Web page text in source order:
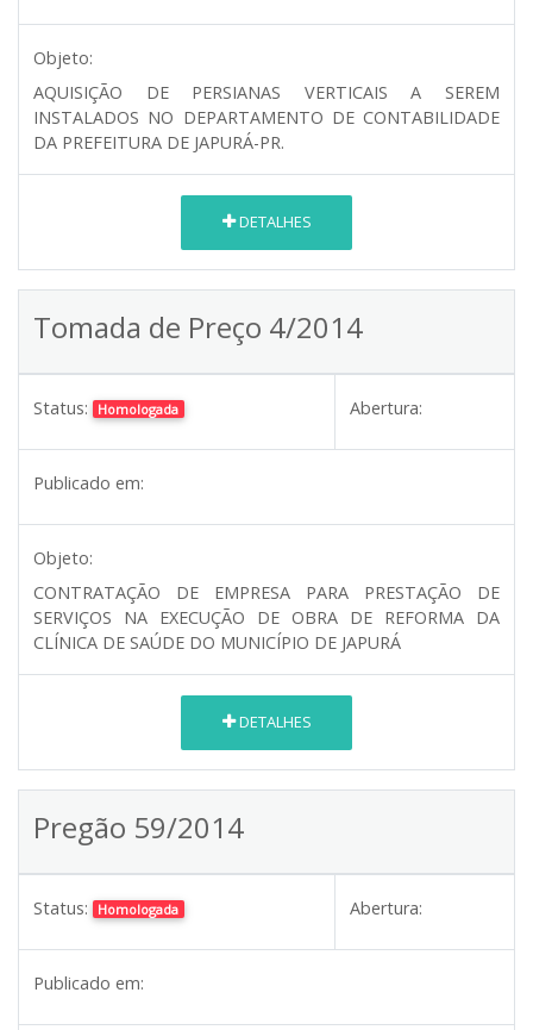
Objeto:
AQUISIÇÃO DE PERSIANAS VERTICAIS A SEREM
INSTALADOS NO DEPARTAMENTO DE CONTABILIDADE
DA PREFEITURA DE JAPURÁ-PR.
DETALHES
Tomada de Preço 4/2014
Status: Homologada Abertura:
Publicado em:
Objeto:
CONTRATAÇÃO DE EMPRESA PARA PRESTAÇÃO DE
SERVIÇOS NA EXECUÇÃO DE OBRA DE REFORMA DA
CLÍNICA DE SAÚDE DO MUNICÍPIO DE JAPURÁ
DETALHES
Pregão 59/2014
Status: Homologada Abertura:
Publicado em: